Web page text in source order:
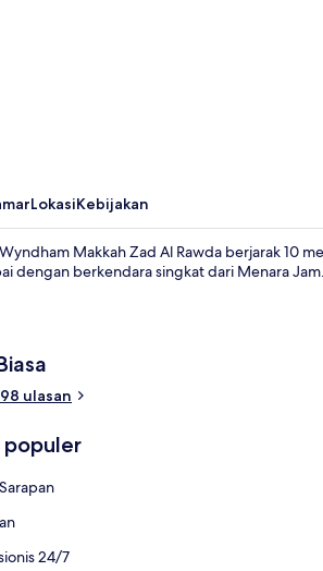
LokasiKebijakan
Makkah Zad Al Rawda berjarak 10
dengan berkendara singkat dari Menara Jam.
ulasan
populer
24/7